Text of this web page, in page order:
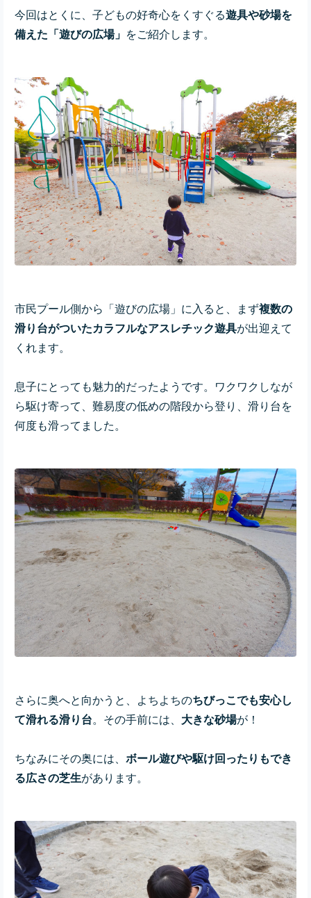
今回はとくに、子どもの好奇心をくすぐる遊具や砂場を
備えた「遊びの広場」 をご紹介します。
市民プール側から「遊びの広場」に入ると、まず複数の
滑り台がついたカラフルなアスレチック遊具が出迎えて
くれます。
息子にとっても魅力的だったようです。ワクワクしなが
ら駆け寄って、難易度の低めの階段から登り、滑り台を
何度も滑ってました。
さらに奥へと向かうと、よちよちのちびっこでも安心し
て滑れる滑り台。その手前には、 大きな砂場が！
ちなみにその奥には、 ボール遊びや駆け回ったりもでき
る広さの芝生があります。